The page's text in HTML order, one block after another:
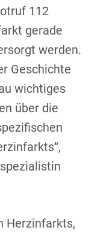
112
gerade
werden.
Geschichte
wichtiges
über die
Herzinfarkts,